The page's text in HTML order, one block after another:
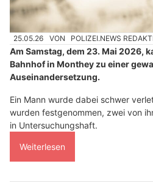
25.05.26 VON POLIZEI.NEWS
Am Samstag, dem 23. Mai 2026,
Bahnhof in Monthey zu einer
Auseinandersetzung.
Ein Mann wurde dabei schwer
wurden festgenommen, zwei von
in Untersuchungshaft.
Weiterlesen